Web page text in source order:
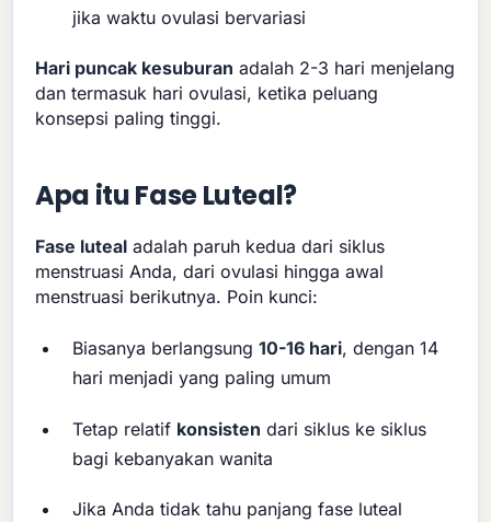
jika waktu ovulasi bervariasi
Hari puncak kesuburan adalah 2-3 hari menjelang
dan termasuk hari ovulasi, ketika peluang
konsepsi paling tinggi.
Apa itu Fase Luteal?
Fase luteal adalah paruh kedua dari siklus
menstruasi Anda, dari ovulasi hingga awal
menstruasi berikutnya. Poin kunci:
Biasanya berlangsung10-16 hari, dengan 14
hari menjadi yang paling umum
Tetap relatif konsisten dari siklus ke siklus
bagi kebanyakan wanita
Jika Anda tidak tahu panjang fase luteal